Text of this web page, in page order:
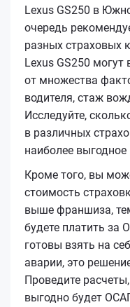
Lexus GS250 в
очередь
разных страховых
Lexus GS250 могут
от множества
водителя, стаж
Исследуйте,
в различных
наиболее
Кроме того, вы
стоимость
выше франшиза,
будете платить за
готовы взять на
аварии, это
Проведите
выгодно будет